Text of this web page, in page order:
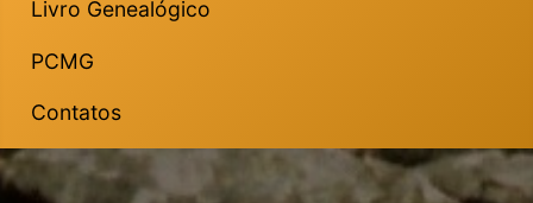
Livro Genealógico
PCMG
Contatos